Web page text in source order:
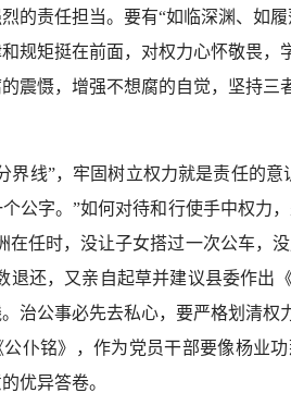
的责任担当。要有“如临深渊、如
规矩挺在前面，对权力心怀敬畏
震慑，增强不想腐的自觉，坚持
线”，牢固树立权力就是责任的意
公字。 ”如何对待和行使手中权力
在任时，没让子女搭过一次公车，
退还，又亲自起草并建议县委作出
治公事必先去私心，要严格划清权
仆铭》，作为党员干部要像杨业
的优异答卷。